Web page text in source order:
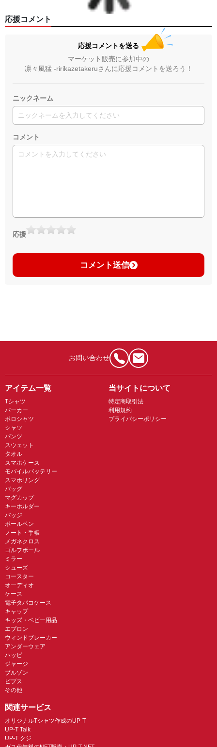
応援コメント
応援コメントを送る
マーケット販売に参加中の
凛々風猛 -ririkazetakeruさんに応援コメントを送ろう！
ニックネーム
コメント
応援
コメント送信
お問い合わせ
アイテム一覧
Tシャツ
パーカー
ポロシャツ
シャツ
パンツ
スウェット
タオル
スマホケース
モバイルバッテリー
スマホリング
バッグ
マグカップ
キーホルダー
バッジ
ボールペン
ノート・手帳
メガネクロス
ゴルフボール
ミラー
シューズ
コースター
オーディオ
ケース
電子タバコケース
キャップ
キッズ・ベビー用品
エプロン
ウィンドブレーカー
アンダーウェア
ハッピ
ジャージ
ブルゾン
ビブス
その他
当サイトについて
特定商取引法
利用規約
プライバシーポリシー
関連サービス
オリジナルTシャツ作成のUP-T
UP-T Talk
UP-T クジ